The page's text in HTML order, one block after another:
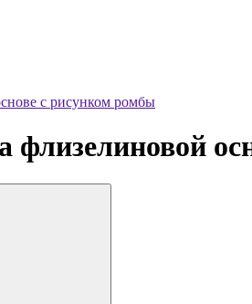
с рисунком ромбы
флизелиновой